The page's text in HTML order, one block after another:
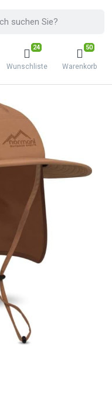
24
Wunschliste
50
Warenkorb